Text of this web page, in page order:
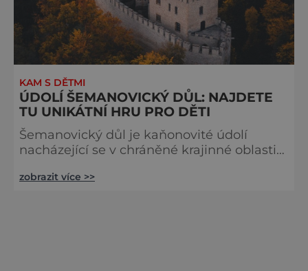
KAM S DĚTMI
ÚDOLÍ ŠEMANOVICKÝ DŮL: NAJDETE
TU UNIKÁTNÍ HRU PRO DĚTI
Šemanovický důl je kaňonovité údolí
nacházející se v chráněné krajinné oblasti
Kokořín, dominanty oblasti. Údolí je
zobrazit více >>